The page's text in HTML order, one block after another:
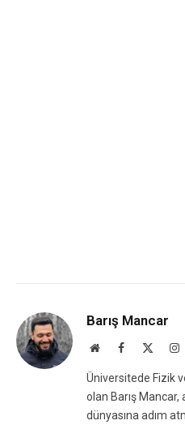
Barış Mancar
WebsiteFacebook
Üniversitede Fizik
olan Barış Mancar,
dünyasına adım